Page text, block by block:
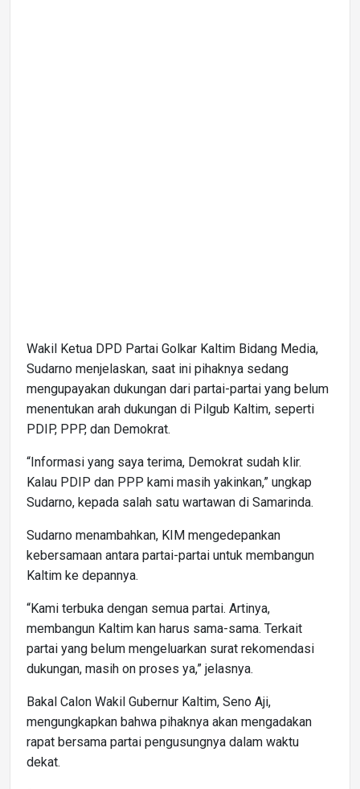
Wakil Ketua DPD Partai Golkar Kaltim Bidang Media,
Sudarno menjelaskan, saat ini pihaknya sedang
mengupayakan dukungan dari partai-partai yang belum
menentukan arah dukungan di Pilgub Kaltim, seperti
PDIP, PPP, dan Demokrat.
“Informasi yang saya terima, Demokrat sudah klir.
Kalau PDIP dan PPP kami masih yakinkan,” ungkap
Sudarno, kepada salah satu wartawan di Samarinda.
Sudarno menambahkan, KIM mengedepankan
kebersamaan antara partai-partai untuk membangun
Kaltim ke depannya.
“Kami terbuka dengan semua partai. Artinya,
membangun Kaltim kan harus sama-sama. Terkait
partai yang belum mengeluarkan surat rekomendasi
dukungan, masih on proses ya,” jelasnya.
Bakal Calon Wakil Gubernur Kaltim, Seno Aji,
mengungkapkan bahwa pihaknya akan mengadakan
rapat bersama partai pengusungnya dalam waktu
dekat.